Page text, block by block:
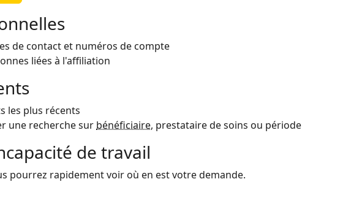
de contact et numéros de compte
liées à l'affiliation
les plus récents
une recherche sur bénéficiaire, prestataire de soins ou période
de travail
pourrez rapidement voir où en est votre demande.